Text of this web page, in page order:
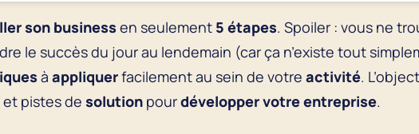
son business en seulement 5 étapes. Spoiler : vous ne
le succès du jour au lendemain (car ça n’existe tout
à appliquerfacilement au sein de votre activité.
et pistes de solution pourdévelopper votre entreprise.